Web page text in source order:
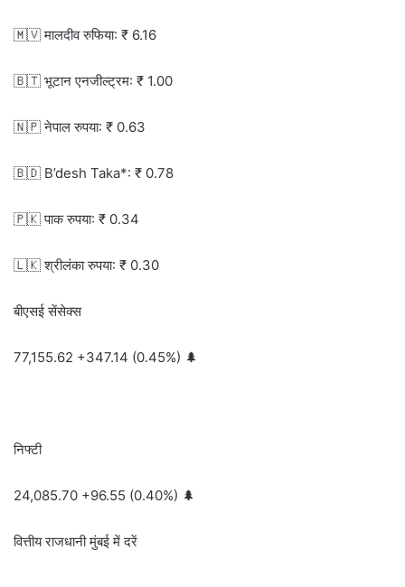
🇲🇻 मालदीव रुफिया: ₹ 6.16
🇧🇹 भूटान एनजील्ट्रम: ₹ 1.00
🇳🇵 नेपाल रुपया: ₹ 0.63
🇧🇩 B’desh Taka*: ₹ 0.78
🇵🇰 पाक रुपया: ₹ 0.34
🇱🇰 श्रीलंका रुपया: ₹ 0.30
बीएसई सेंसेक्स
77,155.62 +347.14 (0.45%) 🌲
निफ्टी
24,085.70 +96.55 (0.40%) 🌲
वित्तीय राजधानी मुंबई में दरें